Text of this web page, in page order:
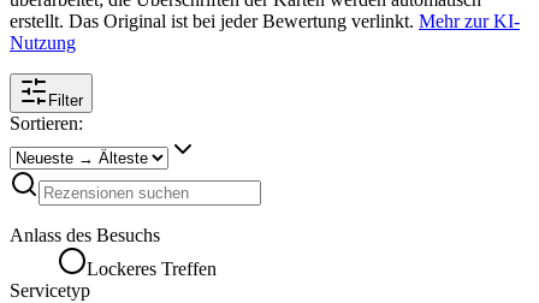
erstellt. Das Original ist bei jeder Bewertung verlinkt. Mehr zur KI-
Nutzung
Filter
Sortieren:
Anlass des Besuchs
Lockeres Treffen
Servicetyp